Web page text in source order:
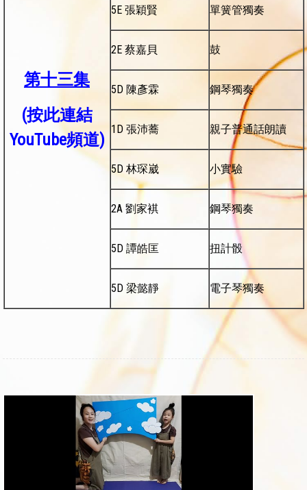
第十三集
(按此連結
YouTube頻道)
5E 張穎賢 單簧管獨奏
2E 蔡嘉貝 鼓
5D 陳彥霖 鋼琴獨奏
1D 張沛蕎 親子普通話朗讀
5D 林琛崴 小實驗
2A 劉家褀 鋼琴獨奏
5D 譚皓匡 扭計骰
5D 梁懿靜 電子琴獨奏